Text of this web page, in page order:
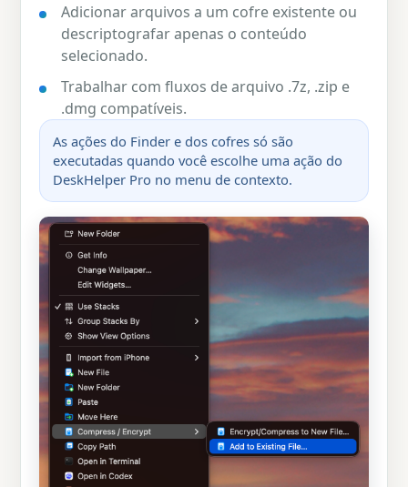
Adicionar arquivos a um cofre existente ou
descriptografar apenas o conteúdo
selecionado.
Trabalhar com fluxos de arquivo .7z, .zip e
.dmg compatíveis.
As ações do Finder e dos cofres só são
executadas quando você escolhe uma ação do
DeskHelper Pro no menu de contexto.